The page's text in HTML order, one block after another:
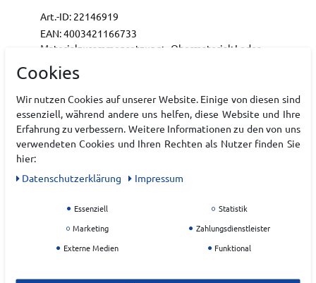
Art.-ID: 22146919
EAN:4003421166733
Materialzusammensetzung: - Obermaterial: Leder -
Futter und Decksohle: Textil - Laufsohle: sonstiges
Material
Hersteller
ADIDAS
EU Verantwortlicher
Adi-Dassler-Platz
91074Herzogenaurach
Cookies
Wir nutzen Cookies auf unserer Website. Einige von diesen sind
essenziell, während andere uns helfen, diese Website und Ihre
Erfahrung zu verbessern. Weitere Informationen zu den von uns
verwendeten Cookies und Ihren Rechten als Nutzer finden Sie
hier:
Daten­schutz­erklärung
Impressum
Essenziell
Statistik
Marketing
Zahlungsdienstleister
Externe Medien
Funktional